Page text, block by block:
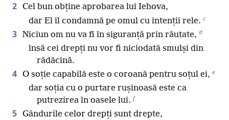
2 Cel bun obține aprobarea lui Iehova,
dar El îl condamnă pe omul cu intenții rele. c
3 Niciun om nu va fi în siguranță prin răutate, d
însă cei drepți nu vor fi niciodată smulși din
rădăcină.
4 O soție capabilă este o coroană pentru soțul ei, e
dar soția cu o purtare rușinoasă este ca
putrezirea în oasele lui. f
5 Gândurile celor drepți sunt drepte,